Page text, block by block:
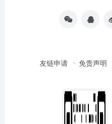
友链申请 免责声明